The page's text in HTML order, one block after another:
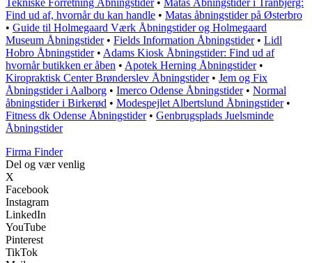
Find ud af, hvornår du kan handle • Matas åbningstider på Østerbro
• Guide til Holmegaard Værk Åbningstider og Holmegaard
Museum Åbningstider• Fields Information Åbningstider• Lidl
Hobro Åbningstider• Adams Kiosk Åbningstider: Find ud af
hvornår butikken er åben • Apotek Herning Åbningstider•
Kiropraktisk Center Brønderslev Åbningstider• Jem og Fix
Åbningstider i Aalborg • Imerco Odense Åbningstider• Normal
åbningstider i Birkerød • Modespejlet Albertslund Åbningstider•
Fitness dk Odense Åbningstider• Genbrugsplads Juelsminde
Åbningstider
Firma Finder
Del og vær venlig
X
Facebook
Instagram
LinkedIn
YouTube
Pinterest
TikTok